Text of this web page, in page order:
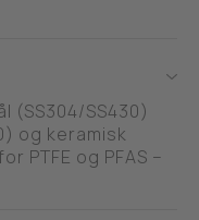
SS430)
og keramisk
PTFE og PFAS –